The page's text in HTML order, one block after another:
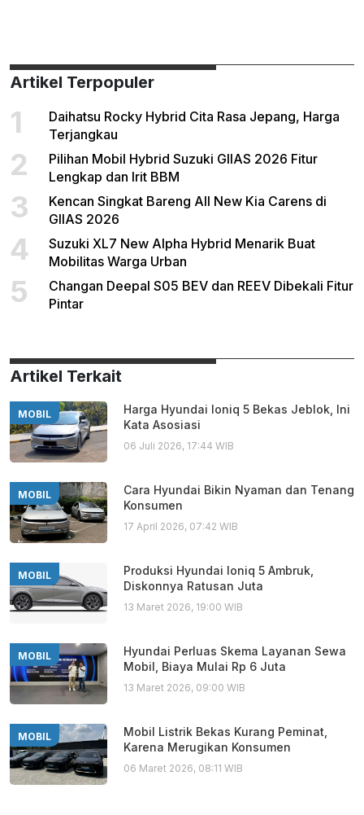
Artikel Terpopuler
1
Daihatsu Rocky Hybrid Cita Rasa Jepang, Harga
Terjangkau
2
Pilihan Mobil Hybrid Suzuki GIIAS 2026 Fitur
Lengkap dan Irit BBM
3
Kencan Singkat Bareng All New Kia Carens di
GIIAS 2026
4
Suzuki XL7 New Alpha Hybrid Menarik Buat
Mobilitas Warga Urban
5
Changan Deepal S05 BEV dan REEV Dibekali Fitur
Pintar
Artikel Terkait
MOBIL
Harga Hyundai Ioniq 5 Bekas Jeblok, Ini
Kata Asosiasi
06 Juli 2026, 17:44 WIB
MOBIL
Cara Hyundai Bikin Nyaman dan Tenang
Konsumen
17 April 2026, 07:42 WIB
MOBIL
Produksi Hyundai Ioniq 5 Ambruk,
Diskonnya Ratusan Juta
13 Maret 2026, 19:00 WIB
MOBIL
Hyundai Perluas Skema Layanan Sewa
Mobil, Biaya Mulai Rp 6 Juta
13 Maret 2026, 09:00 WIB
MOBIL
Mobil Listrik Bekas Kurang Peminat,
Karena Merugikan Konsumen
06 Maret 2026, 08:11 WIB